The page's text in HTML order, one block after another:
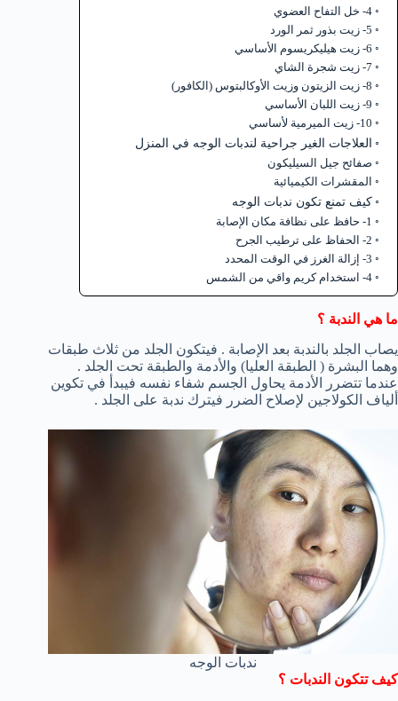
4- خل التفاح العضوي
5- زيت بذور ثمر الورد
6- زيت هيليكريسوم الأساسي
7- زيت شجرة الشاي
8- زيت الزيتون وزيت الأوكالبتوس (الكافور)
9- زيت اللبان الأساسي
10- زيت الميرمية لأساسي
العلاجات الغير جراحية لندبات الوجه في المنزل
صفائح جيل السيليكون
المقشرات الكيميائية
كيف تمنع تكون ندبات الوجه
1- حافظ على نظافة مكان الإصابة
2- الحفاظ على ترطيب الجرح
3- إزالة الغرز في الوقت المحدد
4- استخدام كريم واقي من الشمس
ما هي الندبة ؟
يصاب الجلد بالندبة بعد الإصابة . فيتكون الجلد من ثلاث طبقات
وهما البشرة ( الطبقة العليا) والأدمة والطبقة تحت الجلد .
عندما تتضرر الأدمة يحاول الجسم شفاء نفسه فيبدأ في تكوين
ألياف الكولاجين لإصلاح الضرر فيترك ندبة على الجلد .
ندبات الوجه
كيف تتكون الندبات ؟